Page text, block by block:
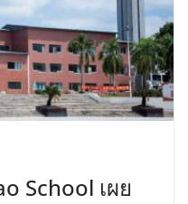
School เผย